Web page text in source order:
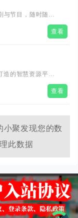
与节目，随时随地
剧、动漫、综艺、
泰剧、纪录片等。查看
造的智慧资源平
者工具、黑科技网
感还是极客工具，查看
小聚发现您的数
此数据